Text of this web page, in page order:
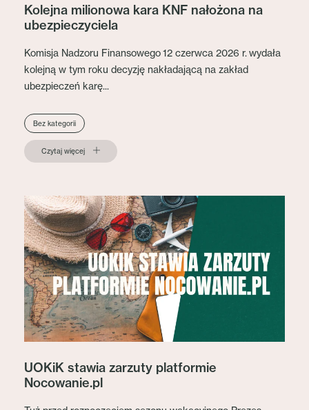
Kolejna milionowa kara KNF nałożona na
ubezpieczyciela
Komisja Nadzoru Finansowego 12 czerwca 2026 r. wydała
kolejną w tym roku decyzję nakładającą na zakład
ubezpieczeń karę...
Bez kategorii
Czytaj więcej
UOKiK stawia zarzuty platformie
Nocowanie.pl